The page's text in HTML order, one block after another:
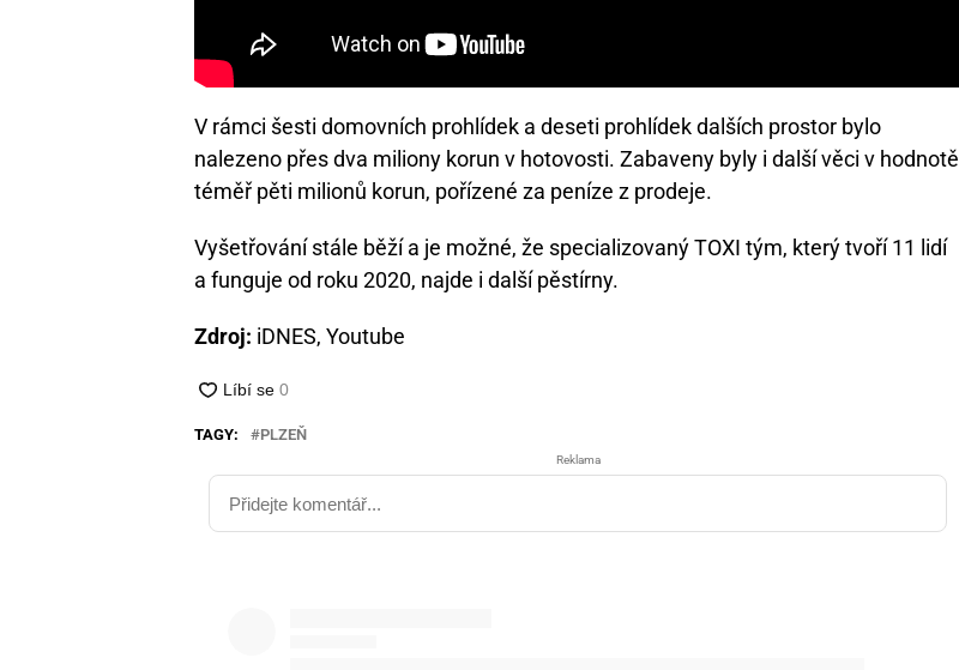
V rámci šesti domovních prohlídek a deseti prohlídek dalších prostor bylo
nalezeno přes dva miliony korun v hotovosti. Zabaveny byly i další věci v hodnotě
téměř pěti milionů korun, pořízené za peníze z prodeje.
Vyšetřování stále běží a je možné, že specializovaný TOXI tým, který tvoří 11 lidí
a funguje od roku 2020, najde i další pěstírny.
Zdroj: iDNES, Youtube
TAGY: PLZEŇ
Reklama